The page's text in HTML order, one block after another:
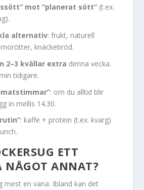
mot “planerat sött” (t.ex.
alternativ: frukt, naturell
knäckebröd.
2–3 kvällar extra denna vecka.
tidigare.
: om du alltid blir
in mellis 14.30.
: kaffe + protein (t.ex. kvarg)
ETT
NÅGOT ANNAT?
mest en vana. Ibland kan det